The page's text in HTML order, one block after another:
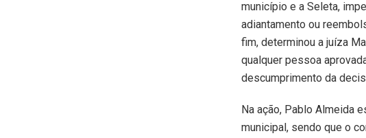
município e a Seleta,
adiantamento ou
fim, determinou a juíza
qualquer pessoa
descumprimento da
Na ação, Pablo Almeida
municipal, sendo que o